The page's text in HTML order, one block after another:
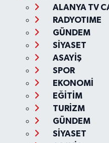
ALANYA TV
RADYOTIME
GÜNDEM
SİYASET
ASAYİŞ
SPOR
EKONOMİ
EĞİTİM
TURİZM
GÜNDEM
SİYASET